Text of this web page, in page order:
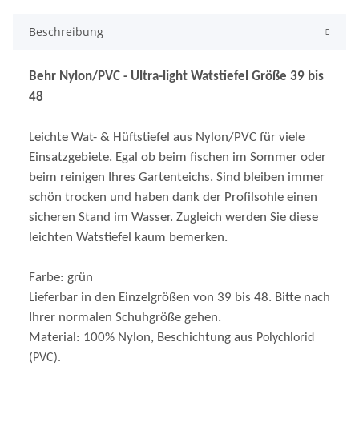
Beschreibung
Behr Nylon/PVC - Ultra-light Watstiefel Größe 39 bis
48
Leichte Wat- & Hüftstiefel aus Nylon/PVC für viele
Einsatzgebiete. Egal ob beim fischen im Sommer oder
beim reinigen Ihres Gartenteichs. Sind bleiben immer
schön trocken und haben dank der Profilsohle einen
sicheren Stand im Wasser. Zugleich werden Sie diese
leichten Watstiefel kaum bemerken.
Farbe: grün
Lieferbar in den Einzelgrößen von 39 bis 48. Bitte nach
Ihrer normalen Schuhgröße gehen.
Material: 100% Nylon, Beschichtung aus Polychlorid
(PVC).